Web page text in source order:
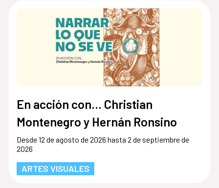
En acción con... Christian
Montenegro y Hernán Ronsino
Desde 12 de agosto de 2026 hasta 2 de septiembre de
2026
ARTES VISUALES